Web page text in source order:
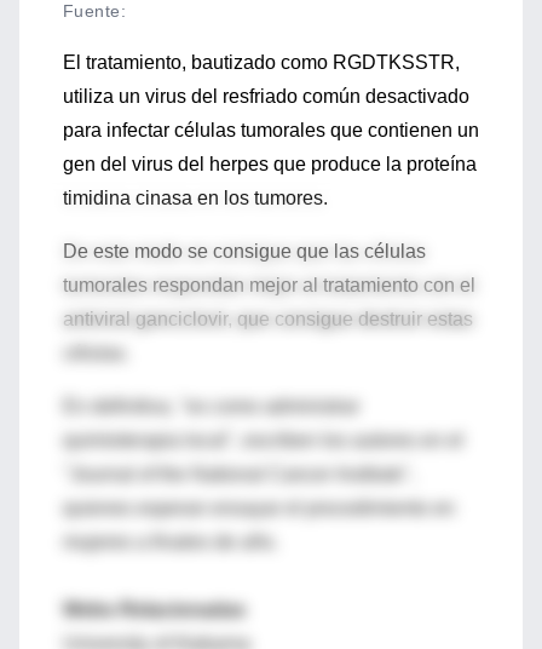
Fuente:
El tratamiento, bautizado como RGDTKSSTR,
utiliza un virus del resfriado común desactivado
para infectar células tumorales que contienen un
gen del virus del herpes que produce la proteína
timidina cinasa en los tumores.
De este modo se consigue que las células
tumorales respondan mejor al tratamiento con el
antiviral ganciclovir, que consigue destruir estas
quimioterapia local", escriben los autores en el
quienes esperan ensayar el procedimiento en
Webs Relacionadas